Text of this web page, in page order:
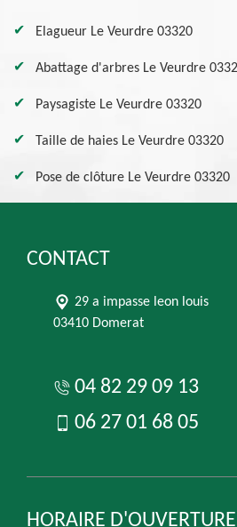
Elagueur Le Veurdre 03320
Abattage d'arbres Le Veurdre
Paysagiste Le Veurdre 03320
Taille de haies Le Veurdre 03320
Pose de clôture Le Veurdre 03320
CONTACT
29 a impasse leon louis
03410 Domerat
04 82 29 09 13
06 27 01 68 05
HORAIRE D'OUVERTURE